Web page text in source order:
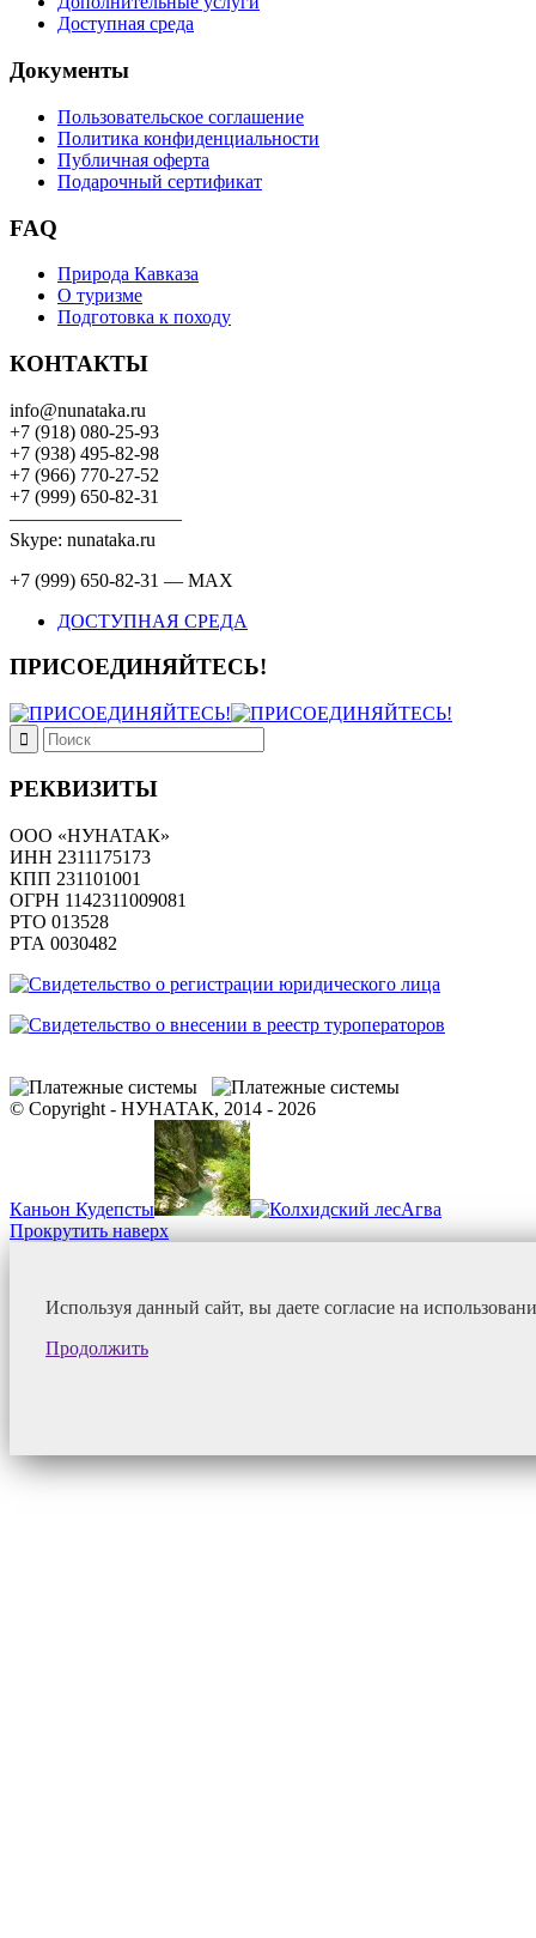
Доступная среда
Документы
Пользовательское соглашение
Политика конфиденциальности
Публичная оферта
Подарочный сертификат
FAQ
Природа Кавказа
О туризме
Подготовка к походу
КОНТАКТЫ
info@nunataka.ru
+7 (918) 080-25-93
+7 (938) 495-82-98
+7 (966) 770-27-52
+7 (999) 650-82-31
—————————
Skype: nunataka.ru
+7 (999) 650-82-31 — MAX
ДОСТУПНАЯ СРЕДА
ПРИСОЕДИНЯЙТЕСЬ!
РЕКВИЗИТЫ
ООО «НУНАТАК»
ИНН 2311175173
КПП 231101001
ОГРН 1142311009081
PTO 013528
РТА 0030482
© Copyright - НУНАТАК, 2014 - 2026
Каньон Кудепсты
Агва
Прокрутить наверх
Используя данный сайт, вы даете согласие на
Продолжить